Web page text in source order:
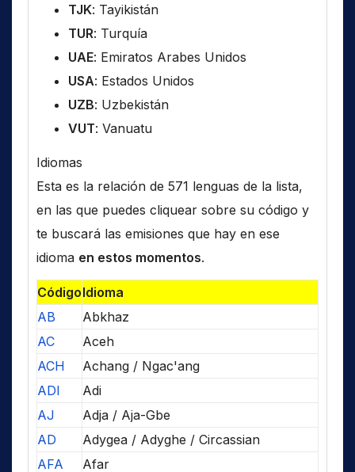
TJK: Tayikistán
TUR: Turquía
UAE: Emiratos Arabes Unidos
USA: Estados Unidos
UZB: Uzbekistán
VUT: Vanuatu
Idiomas
Esta es la relación de 571 lenguas de la lista,
en las que puedes cliquear sobre su código y
te buscará las emisiones que hay en ese
idioma en estos momentos.
CódigoIdioma
AB
Abkhaz
AC
Aceh
ACH
Achang / Ngac'ang
ADI
Adi
AJ
Adja / Aja-Gbe
AD
Adygea / Adyghe / Circassian
AFA
Afar